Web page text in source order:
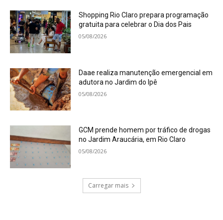
Shopping Rio Claro prepara programação
gratuita para celebrar o Dia dos Pais
05/08/2026
Daae realiza manutenção emergencial em
adutora no Jardim do Ipê
05/08/2026
GCM prende homem por tráfico de drogas
no Jardim Araucária, em Rio Claro
05/08/2026
Carregar mais